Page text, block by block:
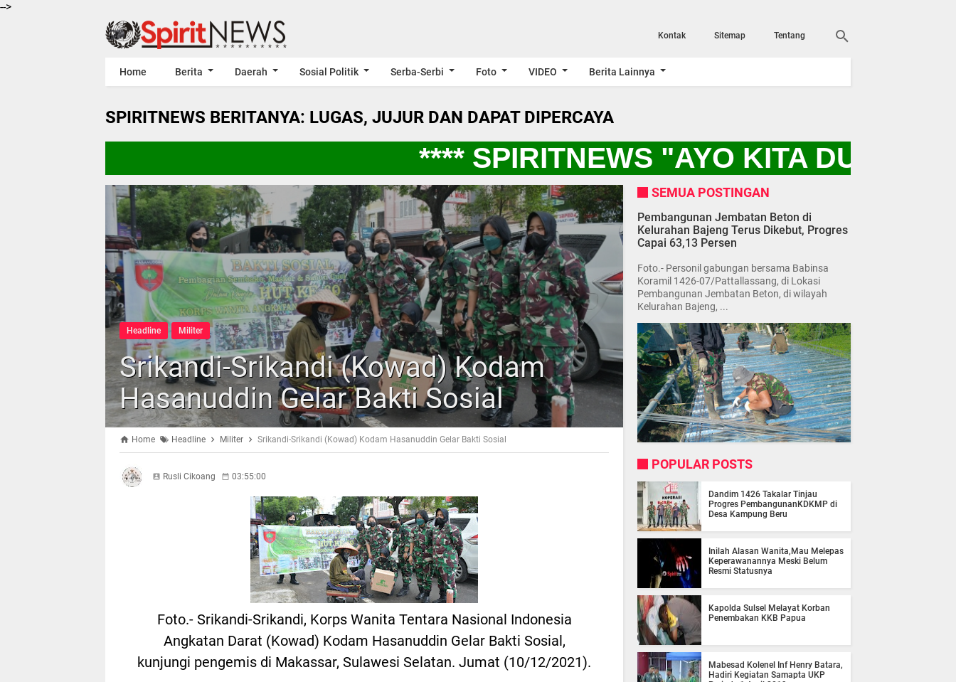
-->
Kontak Sitemap Tentang
Home Berita Daerah Sosial Politik Serba-Serbi Foto VIDEO Berita Lainnya
SPIRITNEWS BERITANYA: LUGAS, JUJUR DAN DAPAT DIPERCAYA
**** SPIRITNEWS "AYO KITA DUKUNG
Headline Militer
Srikandi-Srikandi (Kowad) Kodam
Hasanuddin Gelar Bakti Sosial
Home Headline Militer Srikandi-Srikandi (Kowad) Kodam Hasanuddin Gelar Bakti Sosial
Rusli Cikoang 03:55:00
Foto.- Srikandi-Srikandi, Korps Wanita Tentara Nasional Indonesia
Angkatan Darat (Kowad) Kodam Hasanuddin Gelar Bakti Sosial,
kunjungi pengemis di Makassar, Sulawesi Selatan. Jumat (10/12/2021).
SEMUA POSTINGAN
Pembangunan Jembatan Beton di
Kelurahan Bajeng Terus Dikebut, Progres
Capai 63,13 Persen
Foto.- Personil gabungan bersama Babinsa
Koramil 1426-07/Pattallassang, di Lokasi
Pembangunan Jembatan Beton, di wilayah
Kelurahan Bajeng, ...
POPULAR POSTS
Dandim 1426 Takalar Tinjau
Progres PembangunanKDKMP di
Desa Kampung Beru
Inilah Alasan Wanita,Mau Melepas
Keperawanannya Meski Belum
Resmi Statusnya
Kapolda Sulsel Melayat Korban
Penembakan KKB Papua
Mabesad Kolenel Inf Henry Batara,
Hadiri Kegiatan Samapta UKP